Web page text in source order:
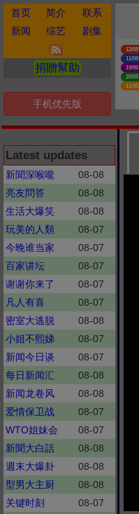
首页 简介
联系
新闻
综艺 剧集
捐贈幫助
手机优先版
12/08
11/08
19/06
20/05
11/05
Latest updates
新聞深喉嚨
08-08
亮友問答
08-08
生活大爆笑
08-08
玩美的人類
08-07
今晚谁当家
08-07
百家讲坛
08-07
谢谢你来了
08-07
凡人有喜
08-07
密室大逃脱
08-08
小姐不熙娣
08-07
新闻今日谈
08-07
每日新闻汇
08-08
新闻龙卷风
08-08
爱情保卫战
08-07
WTO姐妹会
08-07
新聞大白話
08-08
週末大爆卦
08-08
型男大主厨
08-08
关键时刻
08-07